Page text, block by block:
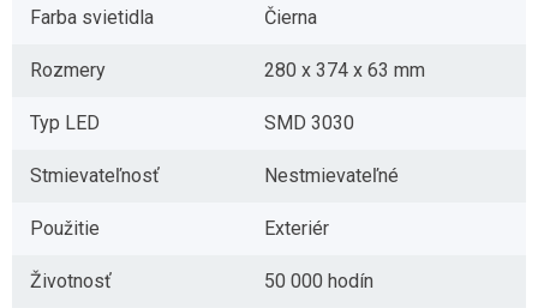
Farba svietidla Čierna
Rozmery 280 x 374 x 63 mm
Typ LED SMD 3030
Stmievateľnosť Nestmievateľné
Použitie Exteriér
Životnosť 50 000 hodín